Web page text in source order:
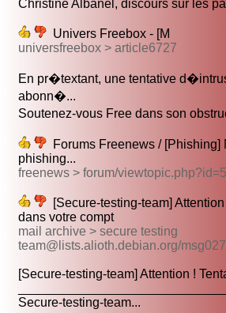
Christine Albanel, discours sur les
Univers Freebox - [M
universfreebox > article6727
En pr�textant, une tentative
abonn�...
Soutenez-vous Free dans son
Forums Freenews / [Phishing]
phishing...
freenews > forum/
[Secure-testing-team]
dans votre compt
mail archive > secure testing
team@lists.alioth.debian.org/
[Secure-testing-team] Attention !
Secure-testing-team...